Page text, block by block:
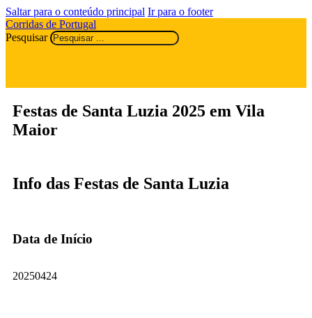
Saltar para o conteúdo principal Ir para o footer
Corridas de Portugal
Pesquisar
Festas de Santa Luzia 2025 em Vila
Maior
Info das Festas de Santa Luzia
Data de Início
20250424